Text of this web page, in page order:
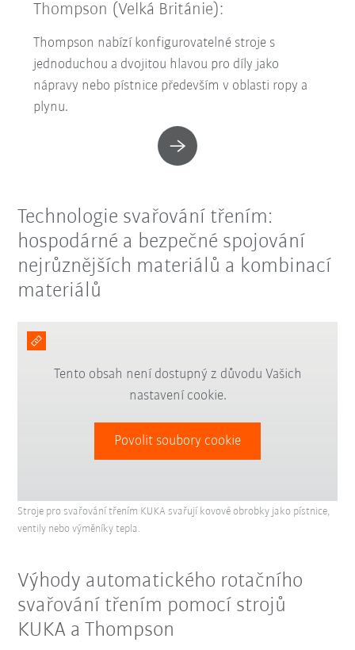
Thompson (Velká Británie):
Thompson nabízí konfigurovatelné stroje s
jednoduchou a dvojitou hlavou pro díly jako
nápravy nebo pístnice především v oblasti ropy a
plynu.
Technologie svařování třením:
hospodárné a bezpečné spojování
nejrůznějších materiálů a kombinací
materiálů
Tento obsah není dostupný z důvodu Vašich
nastavení cookie.
Povolit soubory cookie
Stroje pro svařování třením KUKA svařují kovové obrobky jako pístnice,
ventily nebo výměníky tepla.
Výhody automatického rotačního
svařování třením pomocí strojů
KUKA a Thompson